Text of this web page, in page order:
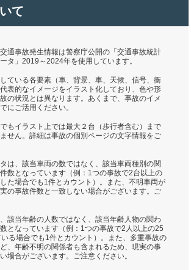
て
通事故発生情報は警察庁公開の「交通事故統計
タ」2019～2024年を使用しています。
ている各要素（車、背景、車、天候、信号、衝
表的なイメージをイラスト化しており、色や形
の状況とは異なります。あくまで、事故のイメ
にご活用ください。
もイラスト上では最大２台（歩行者含む）まで
せん。詳細は事故の個別ページの文字情報をご
は、該当車両の数ではなく、該当車両種別の関
数となっています（例：1つの事故で2台以上の
た場合でも1件とカウント）。また、不明車両が
の事故件数と一致しない場合がございます。ご
該当年齢の人数ではなく、該当年齢人物の関わ
となっています（例：1つの事故で2人以上の25
る場合でも1件とカウント）。また、多重事故の
、年齢不明の関係者も含まれるため、現実の事
場合がございます。ご注意ください。